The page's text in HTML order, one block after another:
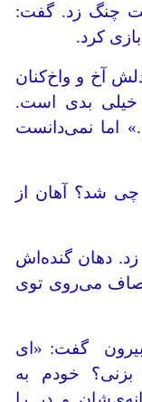
چنگ زد. گفت:
کرد.
آخ‌ و واخ‌کنان
خیلی بدی است.
اما نمی‌دانست
شد؟ آهان از
دهان گنده‌اش
صاف می‌روی توی
بیرون گفت: «ای
خودم به